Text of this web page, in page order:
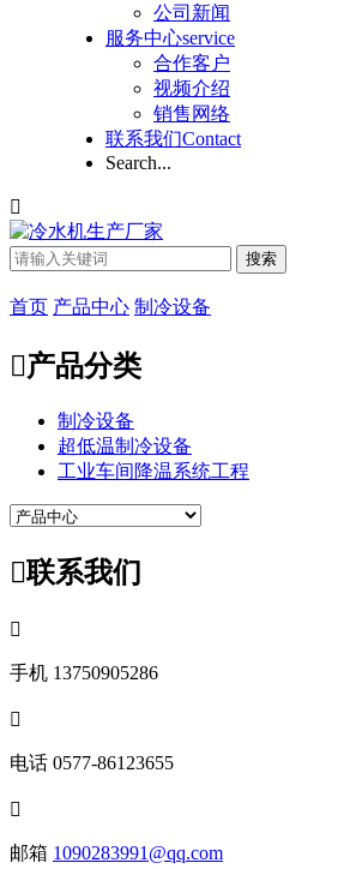
公司新闻
服务中心service
合作客户
视频介绍
销售网络
联系我们Contact
Search...

搜索
首页 产品中心 制冷设备
产品分类
制冷设备
超低温制冷设备
工业车间降温系统工程
联系我们

手机 13750905286

电话 0577-86123655

邮箱 1090283991@qq.com